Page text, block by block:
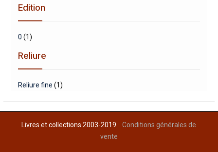
Edition
0 (1)
Reliure
Reliure fine (1)
Livres et collections 2003-2019Conditions générales de
vente